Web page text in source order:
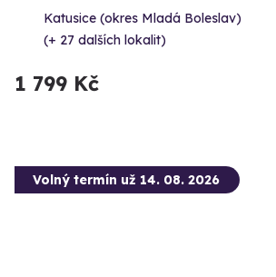
Katusice (okres Mladá Boleslav)
(+ 27 dalších lokalit)
1 799 Kč
Volný termín už 14. 08. 2026